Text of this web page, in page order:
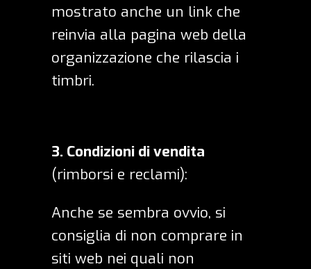
mostrato anche un link che
reinvia alla pagina web della
organizzazione che rilascia i
timbri.
3. Condizioni di vendita
(rimborsi e reclami):
Anche se sembra ovvio, si
consiglia di non comprare in
siti web nei quali non